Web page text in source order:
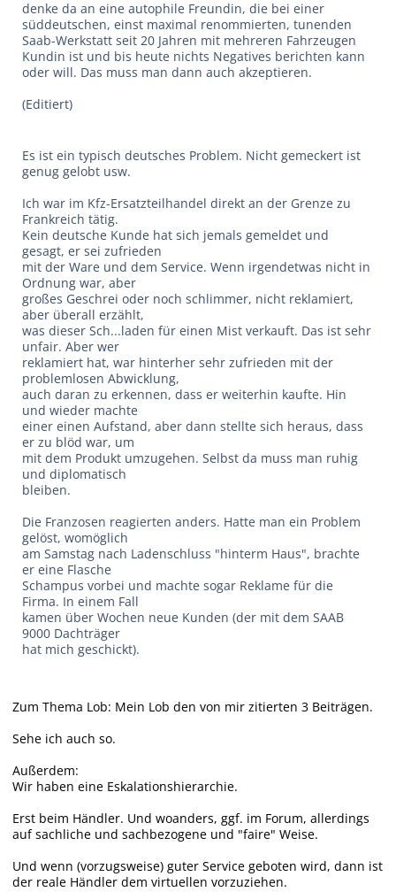
denke da an eine autophile Freundin, die bei einer
süddeutschen, einst maximal renommierten, tunenden
Saab-Werkstatt seit 20 Jahren mit mehreren Fahrzeugen
Kundin ist und bis heute nichts Negatives berichten kann
oder will. Das muss man dann auch akzeptieren.
(Editiert)
Es ist ein typisch deutsches Problem. Nicht gemeckert ist
genug gelobt usw.
Ich war im Kfz-Ersatzteilhandel direkt an der Grenze zu
Frankreich tätig.
Kein deutsche Kunde hat sich jemals gemeldet und
gesagt, er sei zufrieden
mit der Ware und dem Service. Wenn irgendetwas nicht in
Ordnung war, aber
großes Geschrei oder noch schlimmer, nicht reklamiert,
aber überall erzählt,
was dieser Sch...laden für einen Mist verkauft. Das ist sehr
unfair. Aber wer
reklamiert hat, war hinterher sehr zufrieden mit der
problemlosen Abwicklung,
auch daran zu erkennen, dass er weiterhin kaufte. Hin
und wieder machte
einer einen Aufstand, aber dann stellte sich heraus, dass
er zu blöd war, um
mit dem Produkt umzugehen. Selbst da muss man ruhig
und diplomatisch
bleiben.
Die Franzosen reagierten anders. Hatte man ein Problem
gelöst, womöglich
am Samstag nach Ladenschluss "hinterm Haus", brachte
er eine Flasche
Schampus vorbei und machte sogar Reklame für die
Firma. In einem Fall
kamen über Wochen neue Kunden (der mit dem SAAB
9000 Dachträger
hat mich geschickt).
Zum Thema Lob: Mein Lob den von mir zitierten 3 Beiträgen.
Sehe ich auch so.
Außerdem:
Wir haben eine Eskalationshierarchie.
Erst beim Händler. Und woanders, ggf. im Forum, allerdings
auf sachliche und sachbezogene und "faire" Weise.
Und wenn (vorzugsweise) guter Service geboten wird, dann ist
der reale Händler dem virtuellen vorzuziehen.